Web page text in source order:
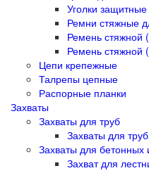
Уголки защитные
Ремни стяжные
Ремень стяжной
Ремень стяжной
Цепи крепежные
Талрепы цепные
Распорные планки
Захваты
Захваты для труб
Захваты для
Захваты для бетонных
Захват для